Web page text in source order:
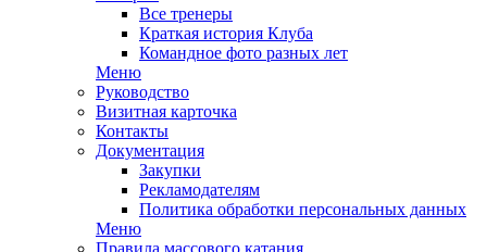
Все тренеры
Краткая история Клуба
Командное фото разных лет
Меню
Руководство
Визитная карточка
Контакты
Документация
Закупки
Рекламодателям
Политика обработки персональных данных
Меню
Правила массового катания